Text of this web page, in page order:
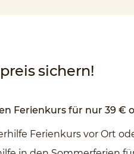
sichern!
Ferienkurs für nur 39 €
Ferienkurs vor Ort